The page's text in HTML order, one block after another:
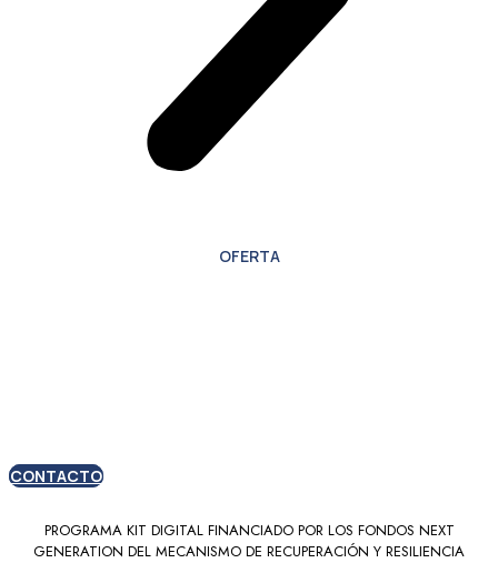
OFERTA
CONTACTO
PROGRAMA KIT DIGITAL FINANCIADO POR LOS FONDOS NEXT
GENERATION DEL MECANISMO DE RECUPERACIÓN Y RESILIENCIA